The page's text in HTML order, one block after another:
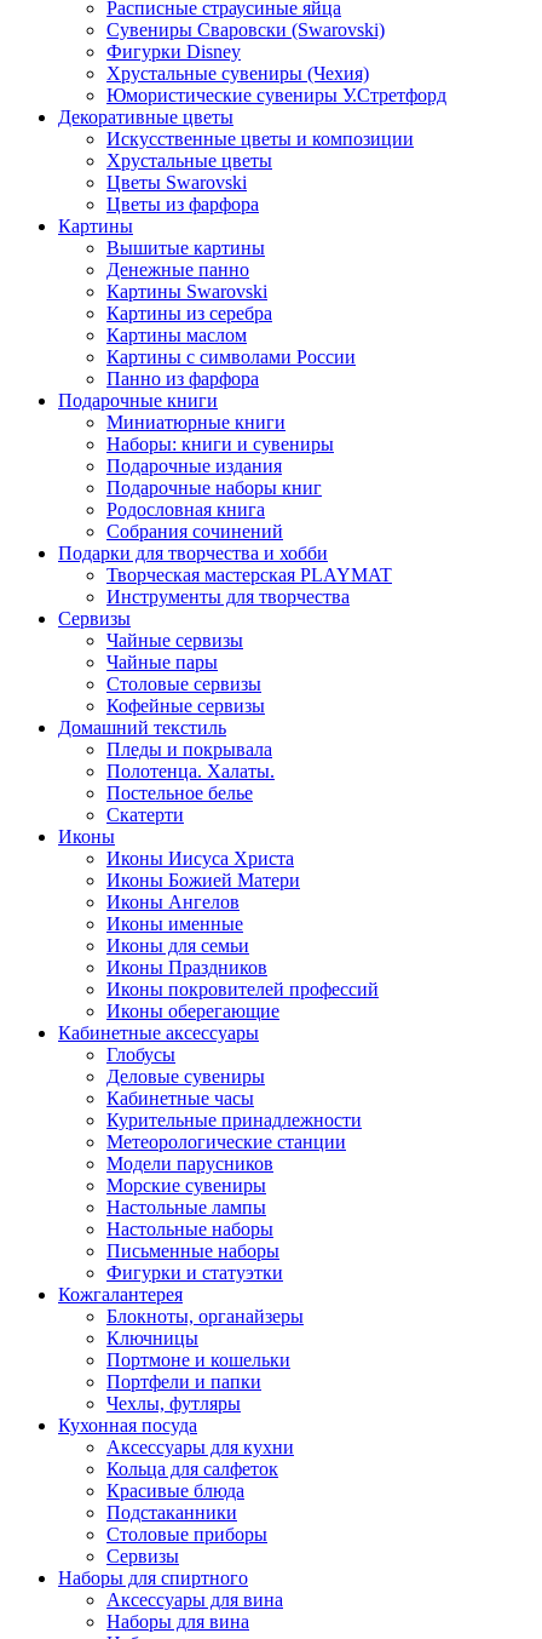
Расписные страусиные яйца
Сувениры Сваровски (Swarovski)
Фигурки Disney
Хрустальные сувениры (Чехия)
Юмористические сувениры У.Стретфорд
Декоративные цветы
Искусственные цветы и композиции
Хрустальные цветы
Цветы Swarovski
Цветы из фарфора
Картины
Вышитые картины
Денежные панно
Картины Swarovski
Картины из серебра
Картины маслом
Картины с символами России
Панно из фарфора
Подарочные книги
Миниатюрные книги
Наборы: книги и сувениры
Подарочные издания
Подарочные наборы книг
Родословная книга
Собрания сочинений
Подарки для творчества и хобби
Творческая мастерская PLAYMAT
Инструменты для творчества
Cервизы
Чайные сервизы
Чайные пары
Столовые сервизы
Кофейные сервизы
Домашний текстиль
Пледы и покрывала
Полотенца. Халаты.
Постельное белье
Скатерти
Иконы
Иконы Иисуса Христа
Иконы Божией Матери
Иконы Ангелов
Иконы именные
Иконы для семьи
Иконы Праздников
Иконы покровителей профессий
Иконы оберегающие
Кабинетные аксессуары
Глобусы
Деловые сувениры
Кабинетные часы
Курительные принадлежности
Метеорологические станции
Модели парусников
Морские сувениры
Настольные лампы
Настольные наборы
Письменные наборы
Фигурки и статуэтки
Кожгалантерея
Блокноты, органайзеры
Ключницы
Портмоне и кошельки
Портфели и папки
Чехлы, футляры
Кухонная посуда
Аксессуары для кухни
Кольца для салфеток
Красивые блюда
Подстаканники
Столовые приборы
Cервизы
Наборы для спиртного
Аксессуары для вина
Наборы для вина